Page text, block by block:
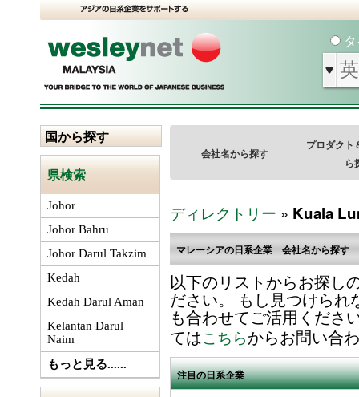
国から探す
県検索
Johor
Johor Bahru
Johor Darul Takzim
Kedah
Kedah Darul Aman
Kelantan Darul
Naim
もっと見る......
会社名から探す
プロダクト
ら
ディレクトリー » Kuala
マレーシアの日系企業 会社名から探す
以下のリストからお探し
ださい。 もし見つけら
も合わせてご活用くださ
てはこちらからお問い合
注目の日系企業